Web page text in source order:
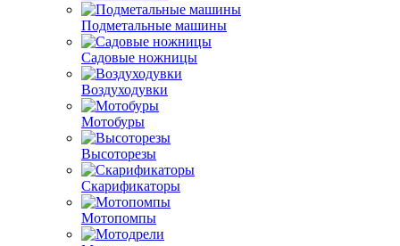
Подметальные машины
Садовые ножницы
Воздуходувки
Мотобуры
Высоторезы
Скарификаторы
Мотопомпы